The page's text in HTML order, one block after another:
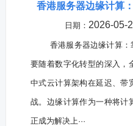
香港服务器边缘计算
日期： 2026-05-
香港服务器边缘计算
要随着数字化转型的深入，
中式云计算架构在延迟、带
战。边缘计算作为一种将计
正成为解决上···